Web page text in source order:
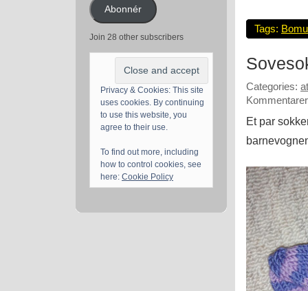
adresseAbonnér
Join 28 other subscribers
Privacy & Cookies: This site
uses cookies. By continuing
to use this website, you
agree to their use.
To find out more, including
how to control cookies, see
here: Cookie Policy
Tags:
Categories:
Et par